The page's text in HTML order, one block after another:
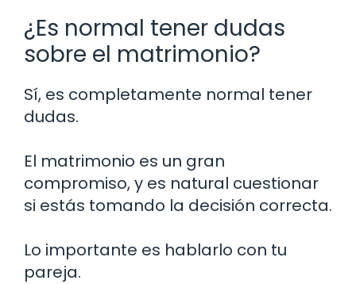
¿Es normal tener dudas
sobre el matrimonio?
Sí, es completamente normal tener
dudas.
El matrimonio es un gran
compromiso, y es natural cuestionar
si estás tomando la decisión correcta.
Lo importante es hablarlo con tu
pareja.